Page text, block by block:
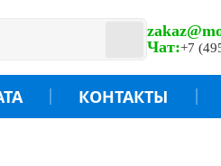
Чат:+7
КОНТАКТЫ